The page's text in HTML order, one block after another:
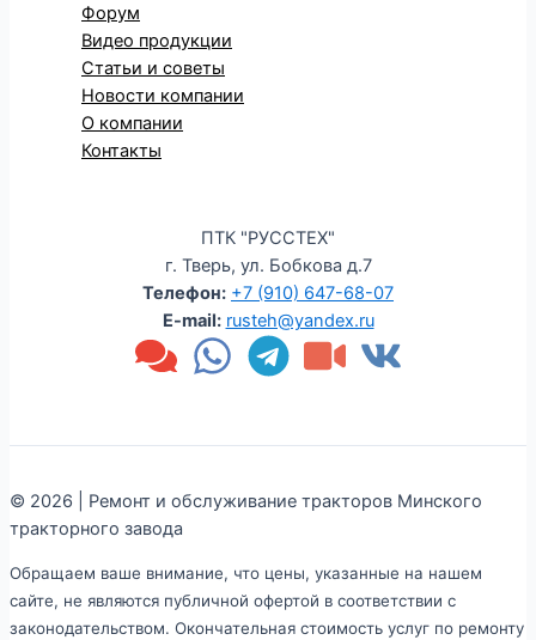
Форум
Видео продукции
Статьи и советы
Новости компании
О компании
Контакты
ПТК "РУССТЕХ"
г. Тверь, ул. Бобкова д.7
Телефон: +7 (910) 647-68-07
E-mail: rusteh@yandex.ru
© 2026 | Ремонт и обслуживание тракторов Минского
тракторного завода
Обращаем ваше внимание, что цены, указанные на нашем
сайте, не являются публичной офертой в соответствии с
законодательством. Окончательная стоимость услуг по ремонту